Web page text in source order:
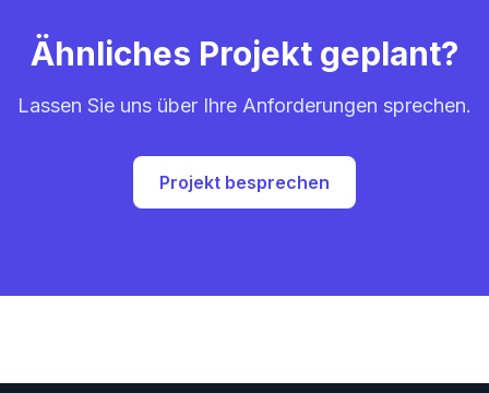
Ähnliches Projekt geplant?
Lassen Sie uns über Ihre Anforderungen sprechen.
Projekt besprechen